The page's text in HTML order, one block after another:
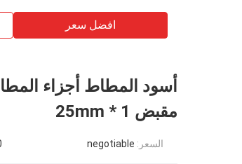
افضل سعر
أسود المطاط أجزاء
مقبض 1 * 25mm
السعر: negotiable